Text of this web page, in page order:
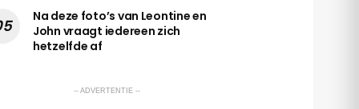
Na deze foto’s van Leontine en
John vraagt iedereen zich
hetzelfde af
-- ADVERTENTIE --